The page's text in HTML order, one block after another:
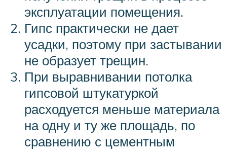
эксплуатации помещения.
Гипс практически не дает
усадки, поэтому при застывании
не образует трещин.
При выравнивании потолка
гипсовой штукатуркой
расходуется меньше материала
на одну и ту же площадь, по
сравнению с цементным